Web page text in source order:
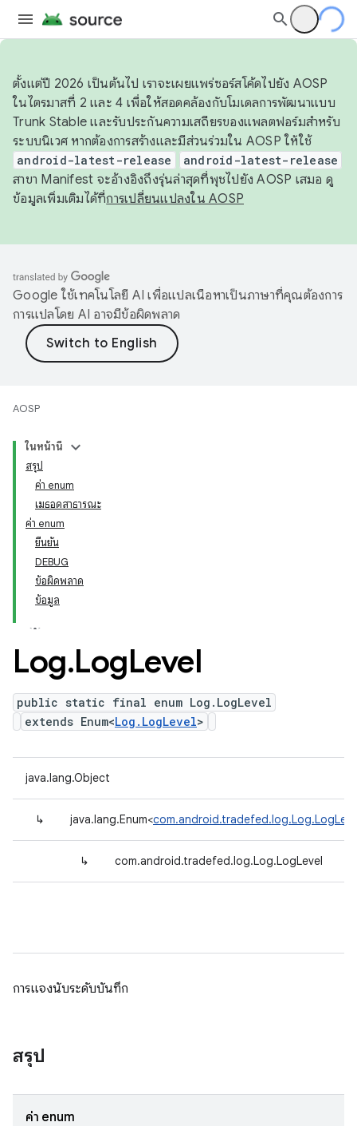
ตั้งแต่ปี 2026 เป็นต้นไป เราจะเผยแพร่ซอร์สโค้ดไปยัง AOSP
ในไตรมาสที่ 2 และ 4 เพื่อให้สอดคล้องกับโมเดลการพัฒนาแบบ
Trunk Stable และรับประกันความเสถียรของแพลตฟอร์มสำหรับ
ระบบนิเวศ หากต้องการสร้างและมีส่วนร่วมใน AOSP ให้ใช้
android-latest-release android-latest-release
สาขา Manifest จะอ้างอิงถึงรุ่นล่าสุดที่พุชไปยัง AOSP เสมอ ดู
ข้อมูลเพิ่มเติมได้ที่การเปลี่ยนแปลงใน AOSP
Google ใช้เทคโนโลยี AI เพื่อแปลเนื้อหาเป็นภาษาที่คุณต้องการ
การแปลโดย AI อาจมีข้อผิดพลาด
AOSP
ในหน้านี้
สรุป
ค่า enum
เมธอดสาธารณะ
ค่า enum
ยืนยัน
DEBUG
ข้อผิดพลาด
ข้อมูล
Log.LogLevel
public static final enum Log.LogLevel
extends Enum<Log.LogLevel>
java.lang.Object
↳ java.lang.Enum<
↳ com.android.tradefed.log.Log.LogLevel
การแจงนับระดับบันทึก
สรุป
ค่า enum